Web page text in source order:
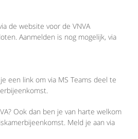
de website voor de VNVA
Aanmelden is nog mogelijk, via
een link om via MS Teams deel te
Ook dan ben je van harte welkom
Meld je aan via